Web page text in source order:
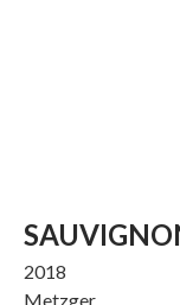
2018
Metzger